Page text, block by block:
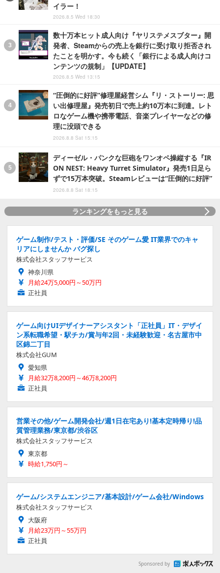
イラー！
2026.8.5 Wed 18:30
数十万本ヒット成人向け『ヤリステメスブター』開
発者、Steamからの売上を銀行に受け取り拒否され
たことを明かす。今も続く「銀行による成人向けコ
ンテンツの規制」【UPDATE】
2026.8.5 Wed 13:15
“圧倒的に好評”修理屋経営シム『リ・ストーリー: 思
い出修理屋』発売初日で売上約10万本に到達。レト
ロなゲーム機や携帯電話、音楽プレイヤーなどの修
理に没頭できる
2026.8.8 Sat 15:15
ディーゼル・パンクな巨砲をワンオペ操縦する『IR
ON NEST: Heavy Turret Simulator』発売1日足ら
ずで15万本突破。Steamレビューは“圧倒的に好評”
2026.8.8 Sat 18:15
ランキングをもっと見る
ゲーム制作/テスト・評価/SE そのゲーム愛 IT業界でのキャ
リアにしませんか バグ探し
株式会社スタッフサービス
神奈川県
月給24万5,000円～50万円
正社員
ゲーム向けUIデザイナーアシスタント「正社員」IT・デザイ
ン系転職希望・駅チカ/賞与年2回・未経験歓迎・名古屋市中
区錦二丁目
株式会社GUM
愛知県
月給32万8,200円～46万8,200円
正社員
営業その他/ゲーム開発会社/週1日在宅あり!基本定時帰り!品
質管理業務/東京都/渋谷区
株式会社スタッフサービス
東京都
時給1,750円～
ゲーム/システムエンジニア/基本設計/ゲーム会社/Windows
株式会社スタッフサービス
大阪府
月給23万円～55万円
正社員
Sponsored by